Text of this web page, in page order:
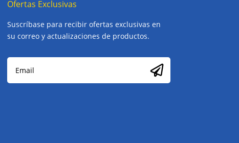
Ofertas Exclusivas
Suscríbase para recibir ofertas exclusivas en
su correo y actualizaciones de productos.